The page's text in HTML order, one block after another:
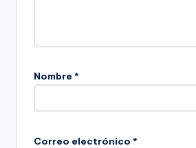
Nombre *
Correo electrónico *